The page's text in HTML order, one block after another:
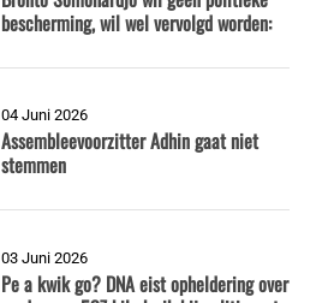
bescherming, wil wel vervolgd worden:
04 Juni 2026
Assembleevoorzitter Adhin gaat niet
stemmen
03 Juni 2026
Pe a kwik go? DNA eist opheldering over